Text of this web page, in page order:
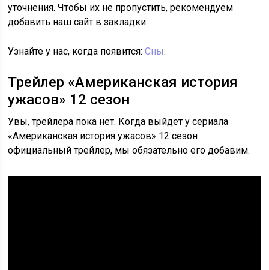
уточнения. Чтобы их не пропустить, рекомендуем
добавить наш сайт в закладки.
Узнайте у нас, когда появится:Сны.
Трейлер «Американская история
ужасов» 12 сезон
Увы, трейлера пока нет. Когда выйдет у сериала
«Американская история ужасов» 12 сезон
официальный трейлер, мы обязательно его добавим.